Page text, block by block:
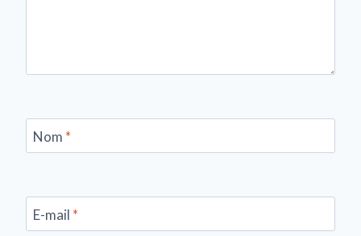
Nom *
E-mail *